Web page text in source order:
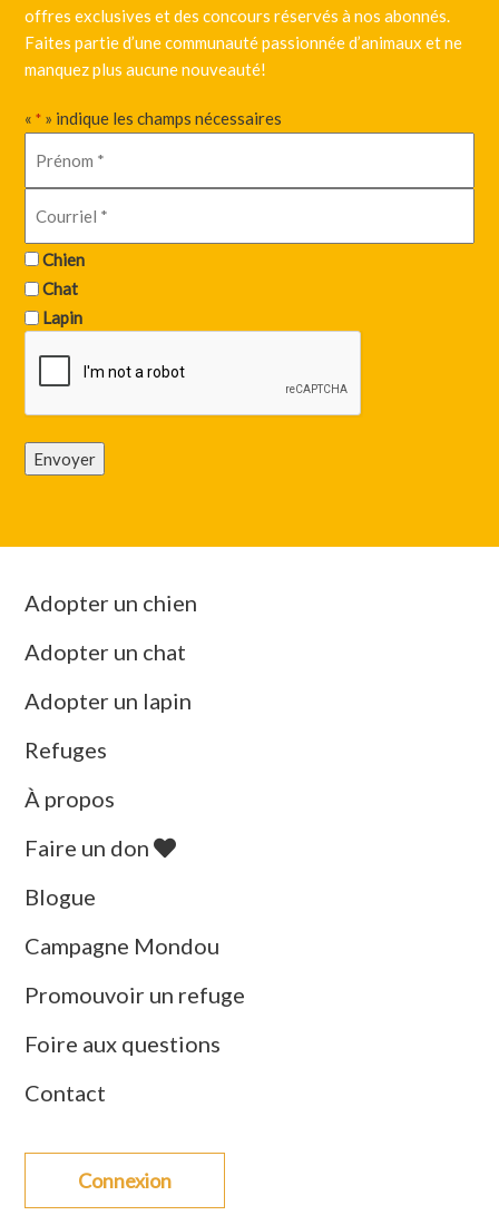
offres exclusives et des concours réservés à nos abonnés.
Faites partie d’une communauté passionnée d’animaux et ne
manquez plus aucune nouveauté!
«* » indique les champs nécessaires
Chien
Chat
Lapin
Envoyer
Adopter un chien
Adopter un chat
Adopter un lapin
Refuges
À propos
Faire un don
Blogue
Campagne Mondou
Promouvoir un refuge
Foire aux questions
Contact
Connexion